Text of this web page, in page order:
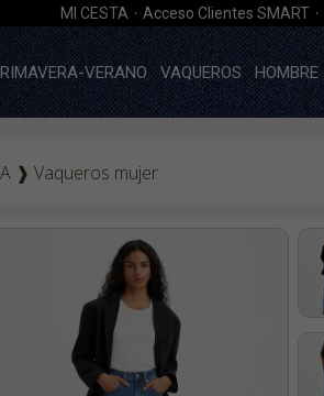
MI CESTA · Acceso Clientes SMART ·
VERANO VAQUEROS HOMBRE
❱ Vaqueros mujer